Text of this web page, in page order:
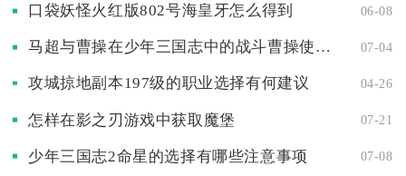
口袋妖怪火红版802号海皇牙怎么得到 06-08
马超与曹操在少年三国志中的战斗曹操使用了什么战略 07-04
攻城掠地副本197级的职业选择有何建议 04-26
怎样在影之刃游戏中获取魔堡 07-21
少年三国志2命星的选择有哪些注意事项 07-08